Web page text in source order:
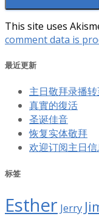
This site uses
comment data is
最近更新
主日敬拜录播
真實的復活
圣诞佳音
恢复实体敬拜
欢迎订阅主日
标签
Esther Jerry